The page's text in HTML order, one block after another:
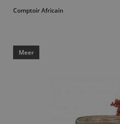
Comptoir Africain
Meer